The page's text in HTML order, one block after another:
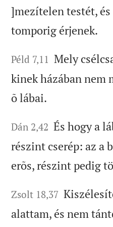
]mezítelen testét, és
tomporig érjenek.
Péld 7,11 Mely
kinek házában nem
õ lábai.
Dán 2,42 És hogy a
részint cserép: az a
erõs, részint pedig
Zsolt 18,37
alattam, és nem